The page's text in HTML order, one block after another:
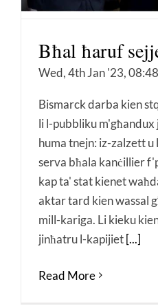
Bħal ħaruf
Wed, 4th Jan '23, 08:48
Bismarck darba kien
li l-pubbliku
huma tnejn: iz-zalzett
serva bħala kanċillier
kap ta' stat kienet
aktar tard kien wassal
mill-kariga. Li kieku
jinħatru l-kapijiet [...]
Read More